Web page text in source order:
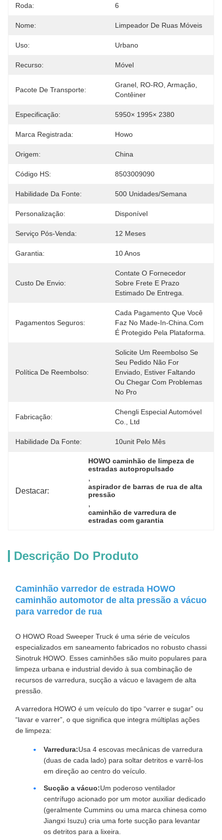
Roda: 6
Nome: Limpeador De Ruas Móveis
Uso: Urbano
Recurso: Móvel
Pacote De Transporte:
Granel, RO-RO, Armação,
Contêiner
Especificação: 5950× 1995× 2380
Marca Registrada: Howo
Origem: China
Código HS: 8503009090
Habilidade Da Fonte: 500 Unidades/semana
Personalização: Disponível
Serviço Pós-Venda: 12 Meses
Garantia: 10 Anos
Custo De Envio:
Contate O Fornecedor
Sobre Frete E Prazo
Estimado De Entrega.
Pagamentos Seguros:
Cada Pagamento Que Você
Faz No Made-In-China.com
É Protegido Pela Plataforma.
Política De Reembolso:
Solicite Um Reembolso Se
Seu Pedido Não For
Enviado, Estiver Faltando
Ou Chegar Com Problemas
No Pro
Fabricação:
Chengli Especial Automóvel
Co., Ltd
Habilidade Da Fonte: 10unit Pelo Mês
Destacar:
HOWO caminhão de limpeza de
estradas autopropulsado
,
aspirador de barras de rua de alta
pressão
,
caminhão de varredura de
estradas com garantia
Descrição Do Produto
Caminhão varredor de estrada HOWO
caminhão automotor de alta pressão a vácuo
para varredor de rua
O HOWO Road Sweeper Truck é uma série de veículos
especializados em saneamento fabricados no robusto chassi
Sinotruk HOWO. Esses caminhões são muito populares para
limpeza urbana e industrial devido à sua combinação de
recursos de varredura, sucção a vácuo e lavagem de alta
pressão.
A varredora HOWO é um veículo do tipo “varrer e sugar” ou
“lavar e varrer”, o que significa que integra múltiplas ações
de limpeza:
Varredura:Usa 4 escovas mecânicas de varredura
(duas de cada lado) para soltar detritos e varrê-los
em direção ao centro do veículo.
Sucção a vácuo:Um poderoso ventilador
centrífugo acionado por um motor auxiliar dedicado
(geralmente Cummins ou uma marca chinesa como
Jiangxi Isuzu) cria uma forte sucção para levantar
os detritos para a lixeira.